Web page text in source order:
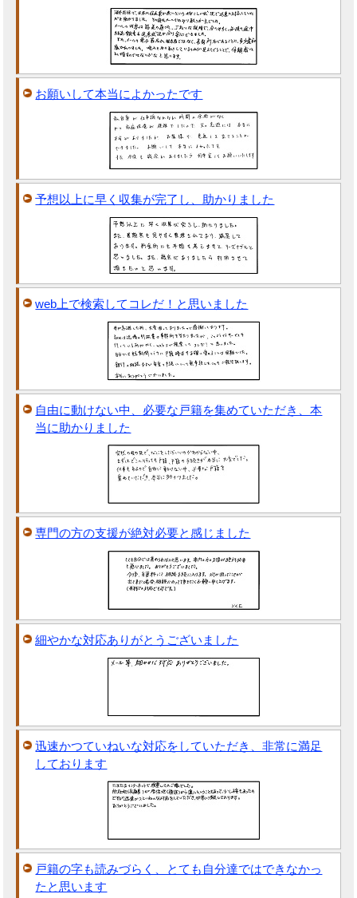
お願いして本当によかったです
予想以上に早く収集が完了し、助かりました
web上で検索してコレだ！と思いました
自由に動けない中、必要な戸籍を集めていただき、本
当に助かりました
専門の方の支援が絶対必要と感じました
細やかな対応ありがとうございました
迅速かつていねいな対応をしていただき、非常に満足
しております
戸籍の字も読みづらく、とても自分達ではできなかっ
たと思います